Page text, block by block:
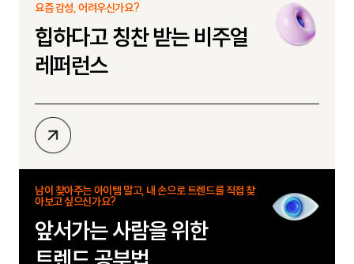
기
요즘 감성, 어려우신가요?
힙하다고 칭찬 받는 비주얼
레퍼런스
상
세
보
기
남이 찾아주는 아이템 말고, 내 손으로 트렌드를 직접 찾
아보고 싶으신가요?
앞서가는 사람을 위한